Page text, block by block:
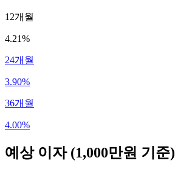
12개월
4.21%
24개월
3.90%
36개월
4.00%
예상 이자 (1,000만원 기준)